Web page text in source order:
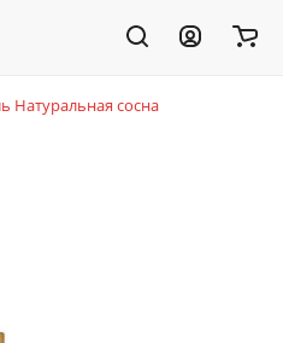
Натуральная сосна